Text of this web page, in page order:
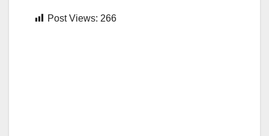
Post Views: 266